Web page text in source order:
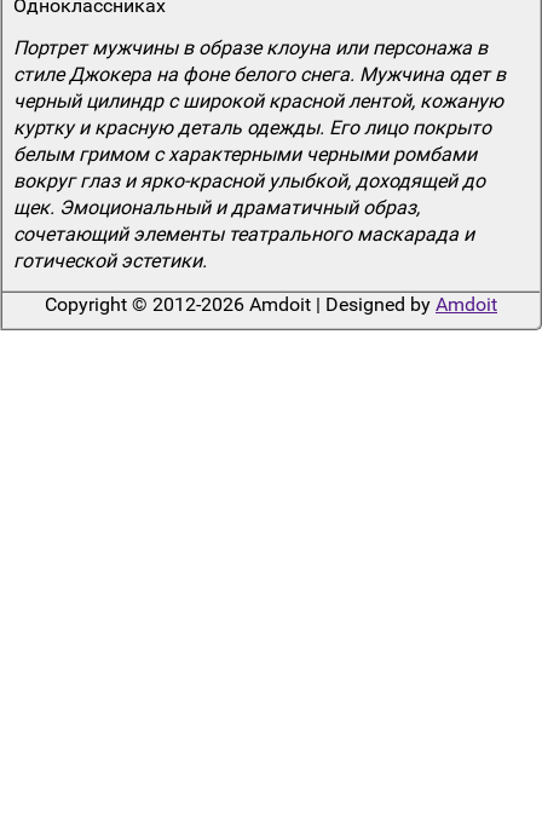
Одноклассниках
Портрет мужчины в образе клоуна или персонажа в
стиле Джокера на фоне белого снега. Мужчина одет в
черный цилиндр с широкой красной лентой, кожаную
куртку и красную деталь одежды. Его лицо покрыто
белым гримом с характерными черными ромбами
вокруг глаз и ярко-красной улыбкой, доходящей до
щек. Эмоциональный и драматичный образ,
сочетающий элементы театрального маскарада и
готической эстетики.
Copyright © 2012-2026 Amdoit | Designed by Amdoit